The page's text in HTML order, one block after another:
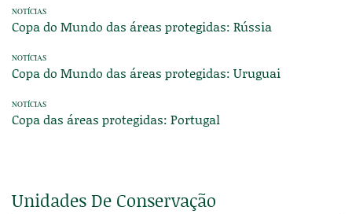
NOTÍCIAS
Copa do Mundo das áreas protegidas: Rússia
NOTÍCIAS
Copa do Mundo das áreas protegidas: Uruguai
NOTÍCIAS
Copa das áreas protegidas: Portugal
Unidades De Conservação